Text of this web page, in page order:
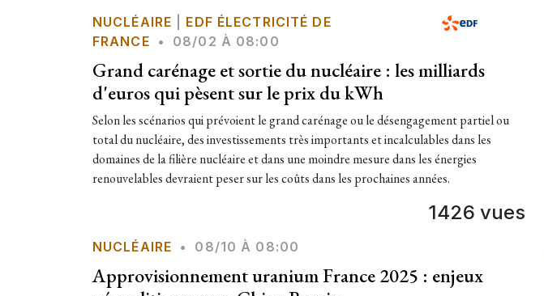
NUCLÉAIRE
EDF ÉLECTRICITÉ DE
FRANCE • 08/02 À 08:00
Grand carénage et sortie du nucléaire : les milliards
d'euros qui pèsent sur le prix du kWh
Selon les scénarios qui prévoient le grand carénage ou le désengagement partiel ou
total du nucléaire, des investissements très importants et incalculables dans les
domaines de la filière nucléaire et dans une moindre mesure dans les énergies
renouvelables devraient peser sur les coûts dans les prochaines années.
1426 vues
NUCLÉAIRE • 08/10 À 08:00
Approvisionnement uranium France 2025 : enjeux